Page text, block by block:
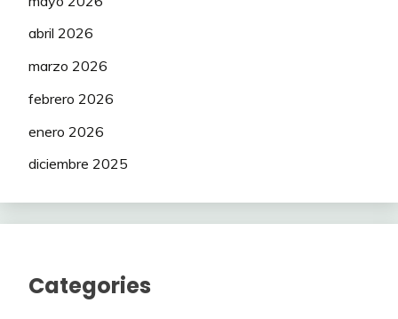
abril 2026
marzo 2026
febrero 2026
enero 2026
diciembre 2025
Categories